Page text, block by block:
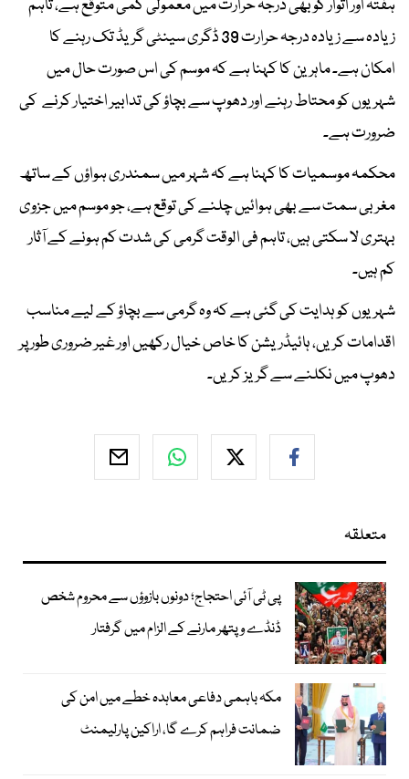
ہفتہ اور اتوار کو بھی درجہ حرارت میں معمولی کمی متوقع ہے، تاہم
زیادہ سے زیادہ درجہ حرارت 39 ڈگری سینٹی گریڈ تک رہنے کا
امکان ہے۔ ماہرین کا کہنا ہے کہ موسم کی اس صورت حال میں
شہریوں کو محتاط رہنے اور دھوپ سے بچاؤ کی تدابیر اختیار کرنے کی
ضرورت ہے۔
محکمہ موسمیات کا کہنا ہے کہ شہر میں سمندری ہواؤں کے ساتھ
مغربی سمت سے بھی ہوائیں چلنے کی توقع ہے، جو موسم میں جزوی
بہتری لا سکتی ہیں، تاہم فی الوقت گرمی کی شدت کم ہونے کے آثار
کم ہیں۔
شہریوں کو ہدایت کی گئی ہے کہ وہ گرمی سے بچاؤ کے لیے مناسب
اقدامات کریں، ہائیڈریشن کا خاص خیال رکھیں اور غیر ضروری طور پر
دھوپ میں نکلنے سے گریز کریں۔
متعلقہ
پی ٹی آئی احتجاج؛ دونوں بازوؤں سے محروم شخص
ڈنڈے و پتھر مارنے کے الزام میں گرفتار
مکہ باہمی دفاعی معاہدہ خطے میں امن کی
ضمانت فراہم کرے گا، اراکین پارلیمنٹ